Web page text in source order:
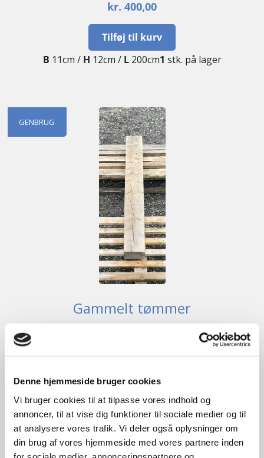
Denne hjemmeside bruger cookies
Vi bruger cookies til at tilpasse vores indhold og
annoncer, til at vise dig funktioner til sociale medier og til
at analysere vores trafik. Vi deler også oplysninger om
din brug af vores hjemmeside med vores partnere inden
kr. 400,00
Tilføj til kurv
B 11cm / H 12cm / L200cm1 stk. på lager
GENBRUG
Gammelt tømmer
B7cm /H15cm /L 220cm1
GENBRUG